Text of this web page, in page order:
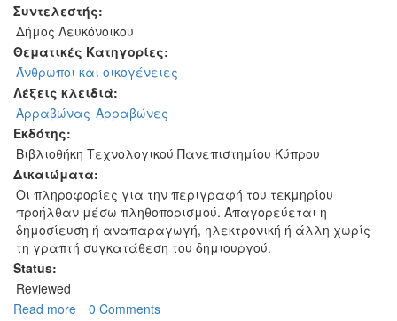
Συντελεστής:
Δήμος Λευκόνοικου
Θεματικές Κατηγορίες:
Άνθρωποι και οικογένειες
Λέξεις κλειδιά:
Αρραβώνας Αρραβώνες
Εκδότης:
Βιβλιοθήκη Τεχνολογικού Πανεπιστημίου Κύπρου
Δικαιώματα:
Οι πληροφορίες για την περιγραφή του τεκμηρίου
προήλθαν μέσω πληθοπορισμού. Απαγορεύεται η
δημοσίευση ή αναπαραγωγή, ηλεκτρονική ή άλλη χωρίς
τη γραπτή συγκατάθεση του δημιουργού.
Status:
Reviewed
Read more about
0 Comments